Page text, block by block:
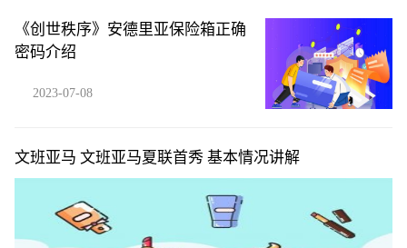
《创世秩序》安德里亚保险箱正确
密码介绍
2023-07-08
文班亚马 文班亚马夏联首秀 基本情况讲解